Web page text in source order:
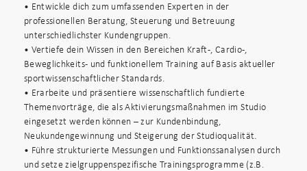
• Entwickle dich zum umfassenden Experten in der
professionellen Beratung, Steuerung und Betreuung
unterschiedlichster Kundengruppen.
• Vertiefe dein Wissen in den Bereichen Kraft-, Cardio-,
Beweglichkeits- und funktionellem Training auf Basis aktueller
sportwissenschaftlicher Standards.
• Erarbeite und präsentiere wissenschaftlich fundierte
Themenvorträge, die als Aktivierungsmaßnahmen im Studio
eingesetzt werden können – zur Kundenbindung,
Neukundengewinnung und Steigerung der Studioqualität.
• Führe strukturierte Messungen und Funktionssanalysen durch
und setze zielgruppenspezifische Trainingsprogramme (z.B.